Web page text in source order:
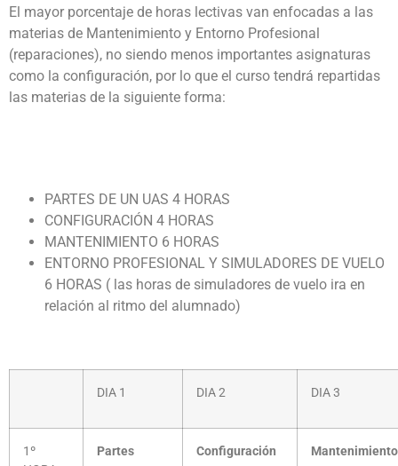
El mayor porcentaje de horas lectivas van enfocadas a las
materias de Mantenimiento y Entorno Profesional
(reparaciones), no siendo menos importantes asignaturas
como la configuración, por lo que el curso tendrá repartidas
las materias de la siguiente forma:
PARTES DE UN UAS 4 HORAS
CONFIGURACIÓN 4 HORAS
MANTENIMIENTO 6 HORAS
ENTORNO PROFESIONAL Y SIMULADORES DE VUELO
6 HORAS ( las horas de simuladores de vuelo ira en
relación al ritmo del alumnado)
DIA 1 DIA 2 DIA 3
1º
Partes Configuración Mantenimiento